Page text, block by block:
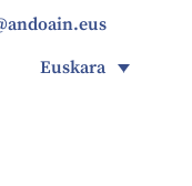
Euskara